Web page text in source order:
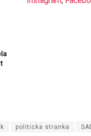
politicka stranka